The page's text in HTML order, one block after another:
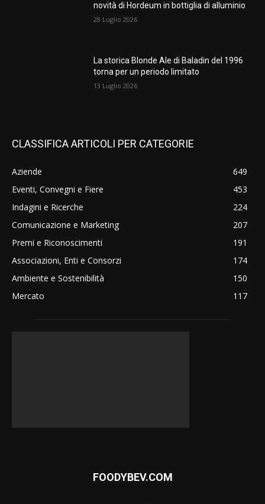
novità di Hordeum in bottiglia di alluminio
28 Luglio 2026
La storica Blonde Ale di Baladin del 1996
torna per un periodo limitato
13 Luglio 2026
CLASSIFICA ARTICOLI PER CATEGORIE
Aziende
649
Eventi, Convegni e Fiere
453
Indagini e Ricerche
224
Comunicazione e Marketing
207
Premi e Riconoscimenti
191
Associazioni, Enti e Consorzi
174
Ambiente e Sostenibilità
150
Mercato
117
FOODYBEV.COM